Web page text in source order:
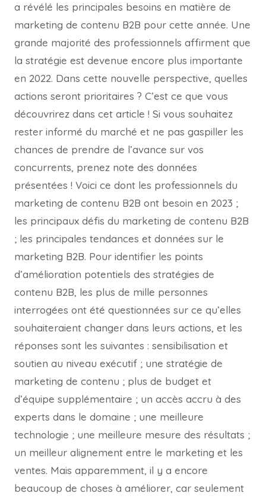
a révélé les principales besoins en matière de
marketing de contenu B2B pour cette année. Une
grande majorité des professionnels affirment que
la stratégie est devenue encore plus importante
en 2022. Dans cette nouvelle perspective, quelles
actions seront prioritaires ? C’est ce que vous
découvrirez dans cet article ! Si vous souhaitez
rester informé du marché et ne pas gaspiller les
chances de prendre de l’avance sur vos
concurrents, prenez note des données
présentées ! Voici ce dont les professionnels du
marketing de contenu B2B ont besoin en 2023 ;
les principaux défis du marketing de contenu B2B
; les principales tendances et données sur le
marketing B2B. Pour identifier les points
d’amélioration potentiels des stratégies de
contenu B2B, les plus de mille personnes
interrogées ont été questionnées sur ce qu’elles
souhaiteraient changer dans leurs actions, et les
réponses sont les suivantes : sensibilisation et
soutien au niveau exécutif ; une stratégie de
marketing de contenu ; plus de budget et
d’équipe supplémentaire ; un accès accru à des
experts dans le domaine ; une meilleure
technologie ; une meilleure mesure des résultats ;
un meilleur alignement entre le marketing et les
ventes. Mais apparemment, il y a encore
beaucoup de choses à améliorer, car seulement